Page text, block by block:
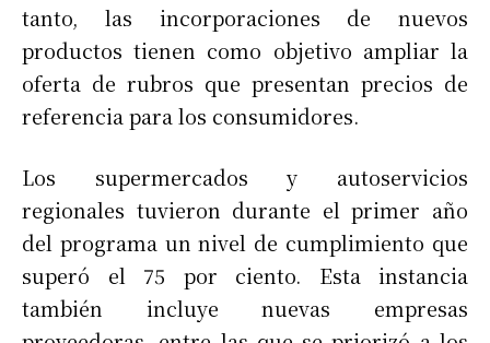
tanto, las incorporaciones de nuevos
productos tienen como objetivo ampliar la
oferta de rubros que presentan precios de
referencia para los consumidores.
Los supermercados y autoservicios
regionales tuvieron durante el primer año
del programa un nivel de cumplimiento que
superó el 75 por ciento. Esta instancia
también incluye nuevas empresas